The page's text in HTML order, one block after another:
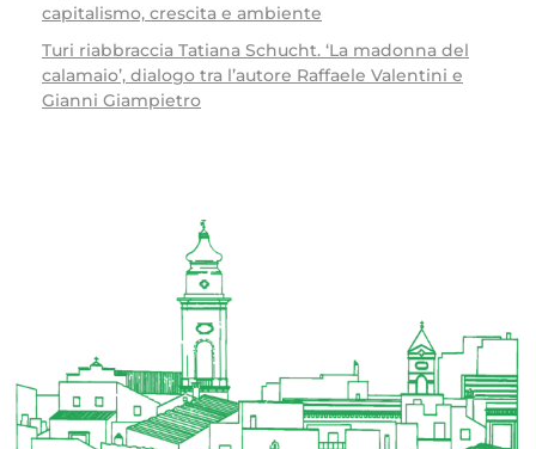
capitalismo, crescita e ambiente
Turi riabbraccia Tatiana Schucht. ‘La madonna del
calamaio’, dialogo tra l’autore Raffaele Valentini e
Gianni Giampietro